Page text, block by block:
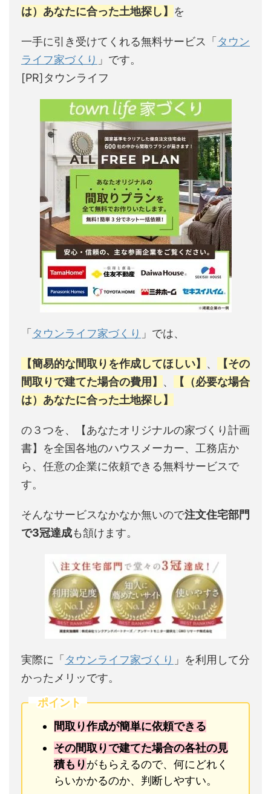
は）あなたに合った土地探し】 を
一手に引き受けてくれる無料サービス「タウン
ライフ家づくり 」です。
[PR]タウンライフ
「タウンライフ家づくり 」では、
【簡易的な間取りを作成してほしい】 、
【その
間取りで建てた場合の費用】 、
【（必要な場合
は）あなたに合った土地探し】
の３つを、【あなたオリジナルの家づくり計画
書】を全国各地のハウスメーカー、工務店か
ら、任意の企業に依頼できる無料サービスで
す。
そんなサービスなかなか無いので注文住宅部門
で3冠達成も頷けます。
実際に「タウンライフ家づくり 」を利用して分
かったメリッです。
ポイント
間取り作成が簡単に依頼できる
その間取りで建てた場合の各社の見
積もりがもらえるので、何にどれく
らいかかるのか、判断しやすい。